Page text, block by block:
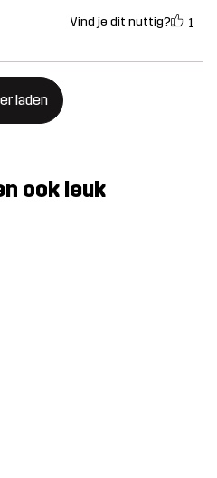
Vind je dit nuttig? 1
laden
ook leuk